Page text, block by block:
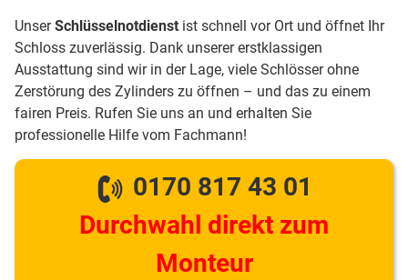
UnserSchlüsselnotdienst ist schnell vor Ort und öffnet Ihr
Schloss zuverlässig. Dank unserer erstklassigen
Ausstattung sind wir in der Lage, viele Schlösser ohne
Zerstörung des Zylinders zu öffnen – und das zu einem
fairen Preis. Rufen Sie uns an und erhalten Sie
professionelle Hilfe vom Fachmann!
0170 817 43 01
Durchwahl direkt zum
Monteur